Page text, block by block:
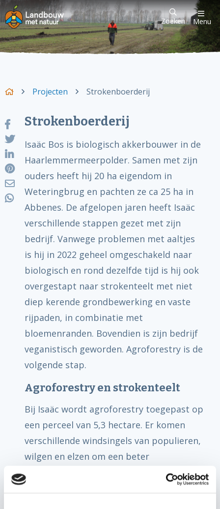
Zoeken Menu
Projecten Strokenboerderij
Strokenboerderij
Isaäc Bos is biologisch akkerbouwer in de
Haarlemmermeerpolder. Samen met zijn
ouders heeft hij 20 ha eigendom in
Weteringbrug en pachten ze ca 25 ha in
Abbenes. De afgelopen jaren heeft Isaäc
verschillende stappen gezet met zijn
bedrijf. Vanwege problemen met aaltjes
is hij in 2022 geheel omgeschakeld naar
biologisch en rond dezelfde tijd is hij ook
overgestapt naar strokenteelt met niet
diep kerende grondbewerking en vaste
rijpaden, in combinatie met
bloemenranden. Bovendien is zijn bedrijf
veganistisch geworden. Agroforestry is de
volgende stap.
Agroforestry en strokenteelt
Bij Isaäc wordt agroforestry toegepast op
een perceel van 5,3 hectare. Er komen
verschillende windsingels van populieren,
wilgen en elzen om een beter
microklimaat te creëren voor de